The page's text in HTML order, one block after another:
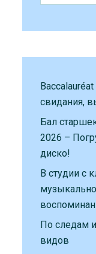
свидания,
Бал
2026 –
диско!
В студии с
По следам
видов